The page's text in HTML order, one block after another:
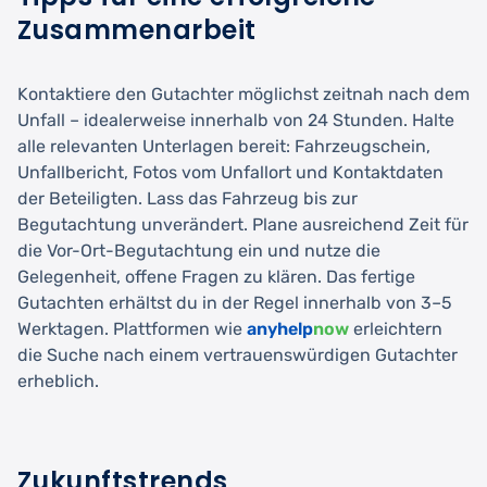
Zusammenarbeit
Kontaktiere den Gutachter möglichst zeitnah nach dem
Unfall – idealerweise innerhalb von 24 Stunden. Halte
alle relevanten Unterlagen bereit: Fahrzeugschein,
Unfallbericht, Fotos vom Unfallort und Kontaktdaten
der Beteiligten. Lass das Fahrzeug bis zur
Begutachtung unverändert. Plane ausreichend Zeit für
die Vor-Ort-Begutachtung ein und nutze die
Gelegenheit, offene Fragen zu klären. Das fertige
Gutachten erhältst du in der Regel innerhalb von 3–5
Werktagen. Plattformen wie anyhelpnow erleichtern
die Suche nach einem vertrauenswürdigen Gutachter
erheblich.